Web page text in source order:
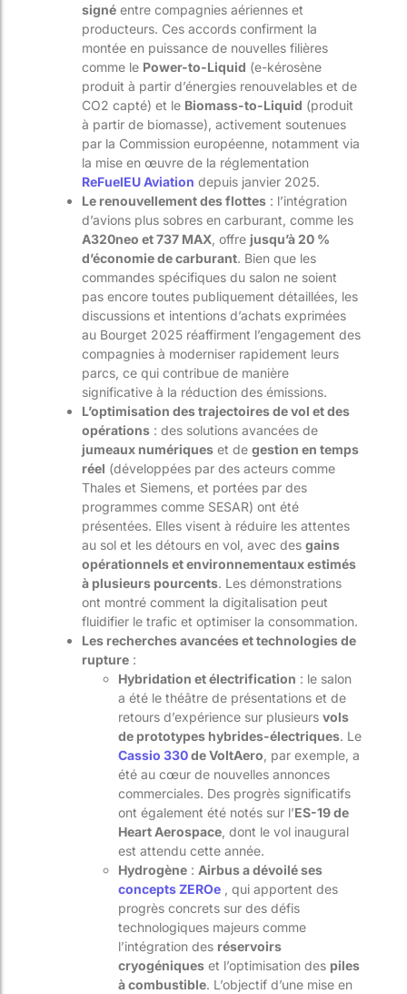
signé entre compagnies aériennes et
producteurs. Ces accords confirment la
montée en puissance de nouvelles filières
comme le Power-to-Liquid (e-kérosène
produit à partir d’énergies renouvelables et de
CO2 capté) et le Biomass-to-Liquid (produit
à partir de biomasse), activement soutenues
par la Commission européenne, notamment via
la mise en œuvre de la réglementation
ReFuelEU Aviation depuis janvier 2025.
Le renouvellement des flottes : l’intégration
d’avions plus sobres en carburant, comme les
A320neo et 737 MAX , offre jusqu’à 20 %
d’économie de carburant. Bien que les
commandes spécifiques du salon ne soient
pas encore toutes publiquement détaillées, les
discussions et intentions d’achats exprimées
au Bourget 2025 réaffirment l’engagement des
compagnies à moderniser rapidement leurs
parcs, ce qui contribue de manière
significative à la réduction des émissions.
L’optimisation des trajectoires de vol et des
opérations : des solutions avancées de
jumeaux numériques et de gestion en temps
réel (développées par des acteurs comme
Thales et Siemens, et portées par des
programmes comme SESAR) ont été
présentées. Elles visent à réduire les attentes
au sol et les détours en vol, avec des gains
opérationnels et environnementaux estimés
à plusieurs pourcents. Les démonstrations
ont montré comment la digitalisation peut
fluidifier le trafic et optimiser la consommation.
Les recherches avancées et technologies de
rupture :
Hybridation et électrification : le salon
a été le théâtre de présentations et de
retours d’expérience sur plusieurs vols
de prototypes hybrides-électriques. Le
Cassio 330de VoltAero , par exemple, a
été au cœur de nouvelles annonces
commerciales. Des progrès significatifs
ont également été notés sur l’ES-19 de
Heart Aerospace , dont le vol inaugural
est attendu cette année.
Hydrogène : Airbus a dévoilé ses
concepts ZEROe , qui apportent des
progrès concrets sur des défis
technologiques majeurs comme
l’intégration des réservoirs
cryogéniques et l’optimisation des piles
à combustible. L’objectif d’une mise en